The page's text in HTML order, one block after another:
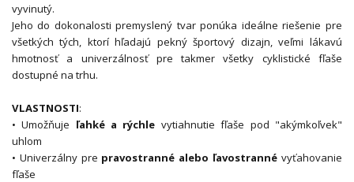
vyvinutý.
Jeho do dokonalosti premyslený tvar ponúka ideálne riešenie pre
všetkých tých, ktorí hľadajú pekný športový dizajn, veľmi lákavú
hmotnosť a univerzálnosť pre takmer všetky cyklistické fľaše
dostupné na trhu.
VLASTNOSTI:
• Umožňuje ľahké a rýchle vytiahnutie fľaše pod "akýmkoľvek"
uhlom
• Univerzálny pre pravostranné alebo ľavostranné vyťahovanie
fľaše